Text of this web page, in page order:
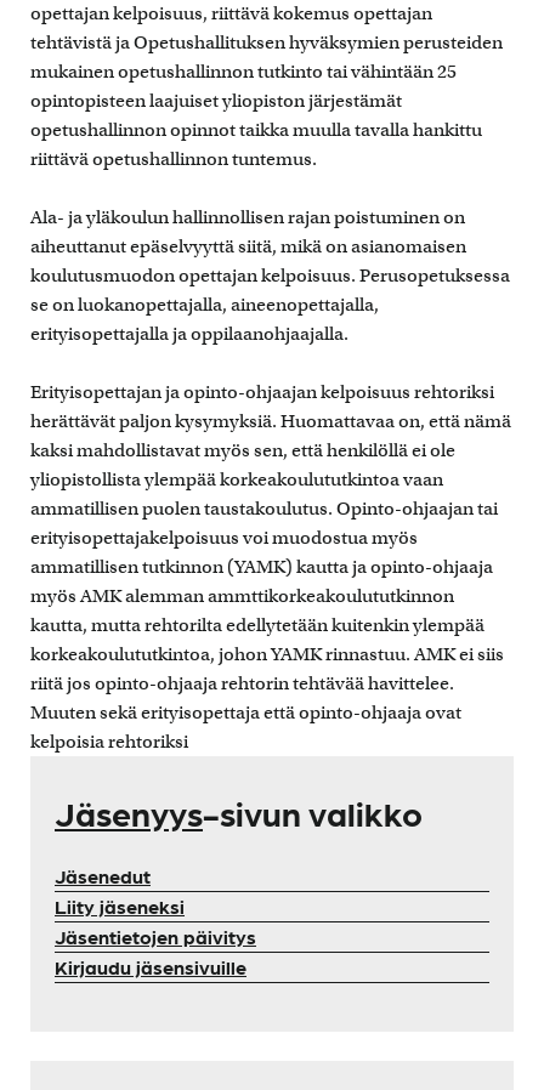
opettajan kelpoisuus, riittävä kokemus opettajan
tehtävistä ja Opetushallituksen hyväksymien perusteiden
mukainen opetushallinnon tutkinto tai vähintään 25
opintopisteen laajuiset yliopiston järjestämät
opetushallinnon opinnot taikka muulla tavalla hankittu
riittävä opetushallinnon tuntemus.
Ala- ja yläkoulun hallinnollisen rajan poistuminen on
aiheuttanut epäselvyyttä siitä, mikä on asianomaisen
koulutusmuodon opettajan kelpoisuus. Perusopetuksessa
se on luokanopettajalla, aineenopettajalla,
erityisopettajalla ja oppilaanohjaajalla.
Erityisopettajan ja opinto-ohjaajan kelpoisuus rehtoriksi
herättävät paljon kysymyksiä. Huomattavaa on, että nämä
kaksi mahdollistavat myös sen, että henkilöllä ei ole
yliopistollista ylempää korkeakoulututkintoa vaan
ammatillisen puolen taustakoulutus. Opinto-ohjaajan tai
erityisopettajakelpoisuus voi muodostua myös
ammatillisen tutkinnon (YAMK) kautta ja opinto-ohjaaja
myös AMK alemman ammttikorkeakoulututkinnon
kautta, mutta rehtorilta edellytetään kuitenkin ylempää
korkeakoulututkintoa, johon YAMK rinnastuu. AMK ei siis
riitä jos opinto-ohjaaja rehtorin tehtävää havittelee.
Muuten sekä erityisopettaja että opinto-ohjaaja ovat
kelpoisia rehtoriksi
Jäsenyys-sivun valikko
Jäsenedut
Liity jäseneksi
Jäsentietojen päivitys
Kirjaudu jäsensivuille